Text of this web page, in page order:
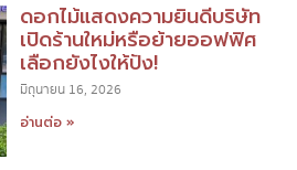
ดอกไม้แสดงความยินดีบริษัท
เปิดร้านใหม่หรือย้ายออฟฟิศ
เลือกยังไงให้ปัง!
มิถุนายน 16, 2026
อ่านต่อ »